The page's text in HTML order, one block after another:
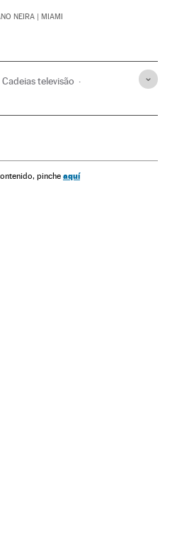
NEIRA | MIAMI
Cadeias televisão
pinche aquí